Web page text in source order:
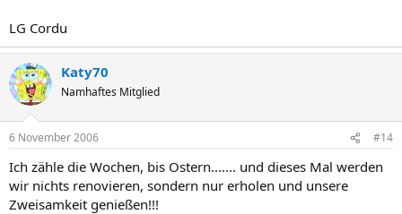
LG Cordu
Katy70
Namhaftes Mitglied
6 November 2006 #14
Ich zähle die Wochen, bis Ostern....... und dieses Mal werden
wir nichts renovieren, sondern nur erholen und unsere
Zweisamkeit genießen!!!